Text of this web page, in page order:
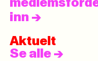
inn ->
Aktuelt
Se alle ->